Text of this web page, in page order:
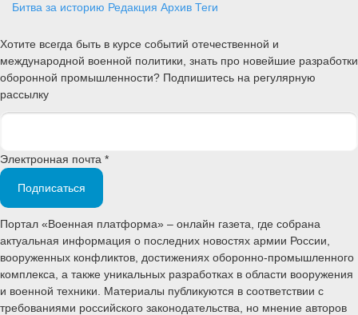
Битва за историю Редакция Архив Теги
Хотите всегда быть в курсе событий отечественной и
международной военной политики, знать про новейшие разработки
оборонной промышленности? Подпишитесь на регулярную
рассылку
Электронная почта *
Подписаться
Портал «Военная платформа» – онлайн газета, где собрана
актуальная информация о последних новостях армии России,
вооруженных конфликтов, достижениях оборонно-промышленного
комплекса, а также уникальных разработках в области вооружения
и военной техники. Материалы публикуются в соответствии с
требованиями российского законодательства, но мнение авторов